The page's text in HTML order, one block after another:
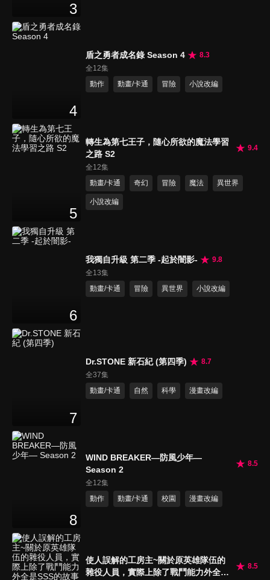
3
4
盾之勇者成名錄 Season 4
8.3
全12集
動作
動畫/卡通 冒險 小說改編
5
轉生為第七王子，隨心所欲的魔法學習
之路 S2
9.4
全12集
動畫/卡通
奇幻 冒險 魔法 異世界
小說改編
6
我獨自升級 第二季 -起於闇影-
9.8
全13集
動畫/卡通
冒險 異世界 小說改編
7
Dr.STONE 新石紀 (第四季)
8.7
全37集
動畫/卡通
自然 科學 漫畫改編
8
WIND BREAKER—防風少年—
Season 2
8.5
全12集
動作
動畫/卡通 校園 漫畫改編
使人誤解的工房主~關於原英雄隊伍的
雜役人員，實際上除了戰鬥能力外全是
8.5